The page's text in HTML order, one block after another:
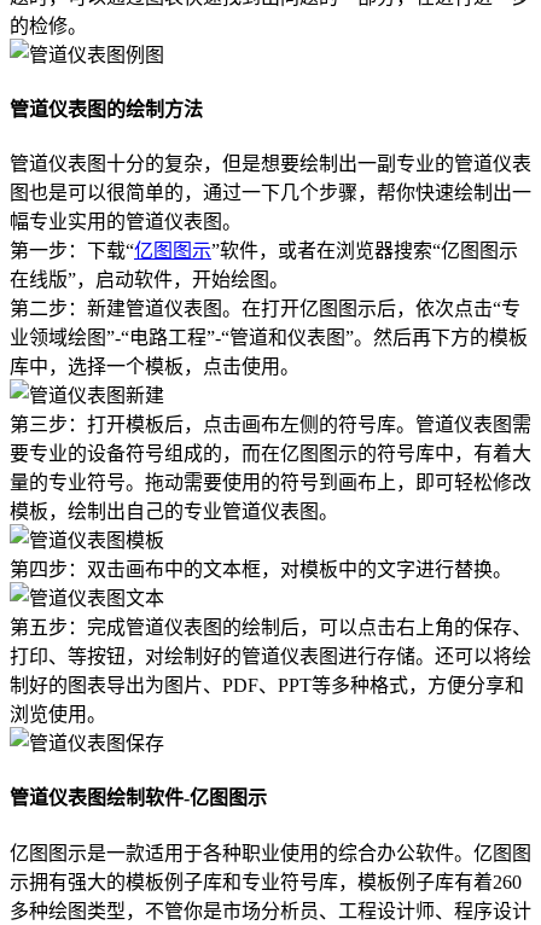
的检修。
管道仪表图的绘制方法
管道仪表图十分的复杂，但是想要绘制出一副专业的管道仪表
图也是可以很简单的，通过一下几个步骤，帮你快速绘制出一
幅专业实用的管道仪表图。
第一步：下载“亿图图示”软件，或者在浏览器搜索“亿图图示
在线版”，启动软件，开始绘图。
第二步：新建管道仪表图。在打开亿图图示后，依次点击“专
业领域绘图”-“电路工程”-“管道和仪表图”。然后再下方的模板
库中，选择一个模板，点击使用。
第三步：打开模板后，点击画布左侧的符号库。管道仪表图需
要专业的设备符号组成的，而在亿图图示的符号库中，有着大
量的专业符号。拖动需要使用的符号到画布上，即可轻松修改
模板，绘制出自己的专业管道仪表图。
第四步：双击画布中的文本框，对模板中的文字进行替换。
第五步：完成管道仪表图的绘制后，可以点击右上角的保存、
打印、等按钮，对绘制好的管道仪表图进行存储。还可以将绘
制好的图表导出为图片、PDF、PPT等多种格式，方便分享和
浏览使用。
管道仪表图绘制软件-亿图图示
亿图图示是一款适用于各种职业使用的综合办公软件。亿图图
示拥有强大的模板例子库和专业符号库，模板例子库有着260
多种绘图类型，不管你是市场分析员、工程设计师、程序设计